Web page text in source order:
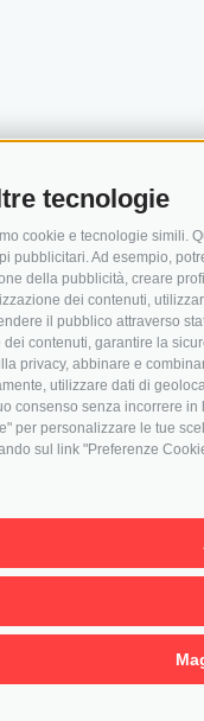
tecnologie
cookie e tecnologie simili.
pubblicitari. Ad esempio,
della pubblicità, creare
dei contenuti,
il pubblico attraverso
contenuti, garantire la
privacy, abbinare e
utilizzare dati di
consenso senza incorrere
per personalizzare le tue
sul link "Preferenze